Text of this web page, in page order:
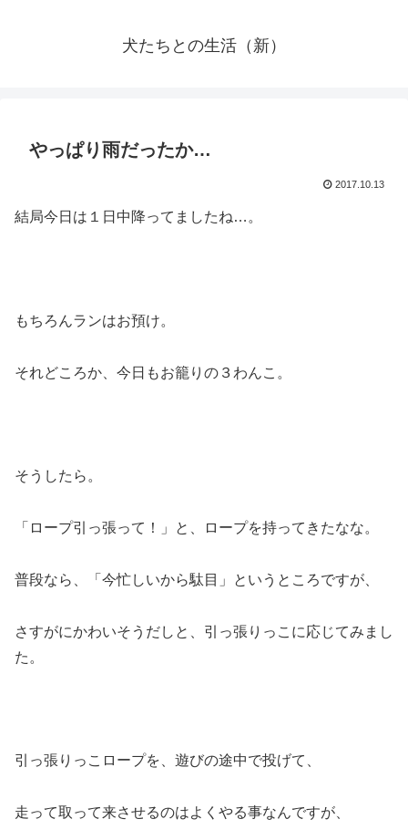
犬たちとの生活（新）
やっぱり雨だったか…
2017.10.13
結局今日は１日中降ってましたね…。
もちろんランはお預け。
それどころか、今日もお籠りの３わんこ。
そうしたら。
「ロープ引っ張って！」と、ロープを持ってきたなな。
普段なら、「今忙しいから駄目」というところですが、
さすがにかわいそうだしと、引っ張りっこに応じてみまし
た。
引っ張りっこロープを、遊びの途中で投げて、
走って取って来させるのはよくやる事なんですが、